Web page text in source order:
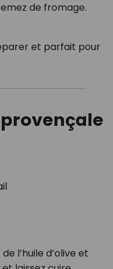
de fromage.
et parfait pour
l’huile d’olive et